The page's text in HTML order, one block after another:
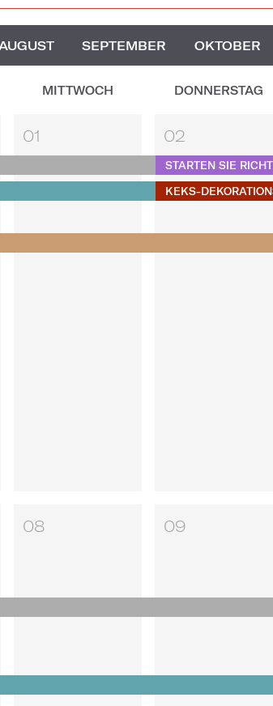
SEPTEMBER OKTOBER
MITTWOCH DONNERSTAG
01 02
STARTEN SIE
KEKS-
08 09